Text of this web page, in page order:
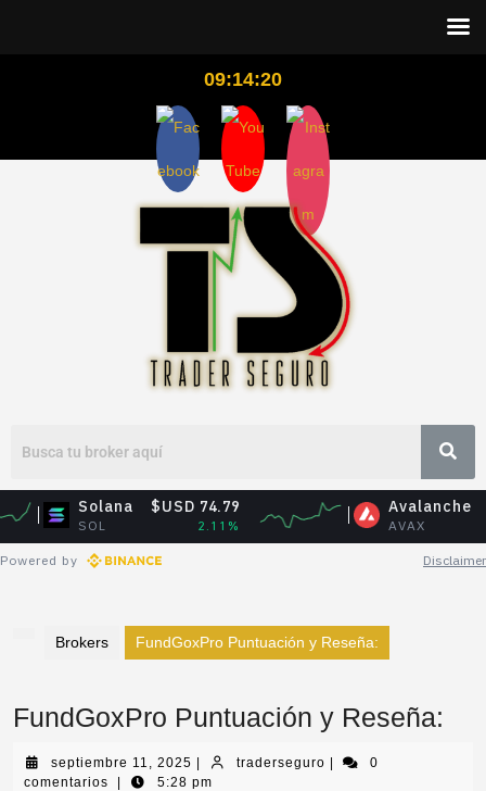
09:14:21
Solana
SOL
$USD 74.79 Avalanche
AVAX
$USD
Powered by Disclaimer
Brokers FundGoxPro Puntuación y Reseña:
FundGoxPro Puntuación y Reseña:
septiembre 11, 2025 traderseguro
0
comentarios
5:28 pm